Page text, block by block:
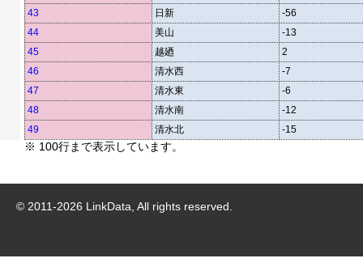
43
日新
-56
44
美山
-13
45
越廼
2
46
清水西
-7
47
清水東
-6
48
清水南
-12
49
清水北 -15
※ 100行まで表示しています。
© 2011-2026 LinkData, All rights reserved.